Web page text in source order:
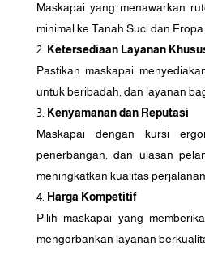
Maskapai yang menawarkan
minimal ke Tanah Suci dan
Ketersediaan Layanan
Pastikan maskapai
untuk beribadah, dan layanan
Kenyamanan dan Reputasi
Maskapai dengan kursi
penerbangan, dan ulasan
meningkatkan kualitas perjalanan
Harga Kompetitif
Pilih maskapai yang
mengorbankan layanan